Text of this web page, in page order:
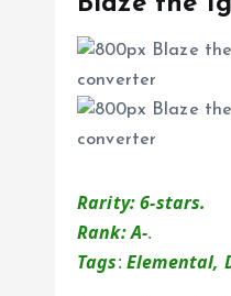
Rarity: 6-stars.
Rank: A-.
Tags: Elemental,